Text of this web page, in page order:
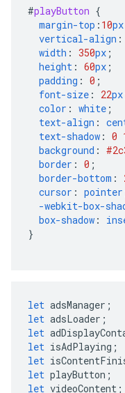
#playButton {
margin-top : 10px
vertical-align :
width : 350px ;
height : 60px ;
padding : 0 ;
font-size : 22px
color : white ;
text-align :
text-shadow : 0
background :
border : 0 ;
border-bottom :
cursor : pointer
-webkit-box-
box-shadow :
}
let adsManager ;
let adsLoader ;
let
let isAdPlaying ;
let
let playButton ;
let videoContent ;